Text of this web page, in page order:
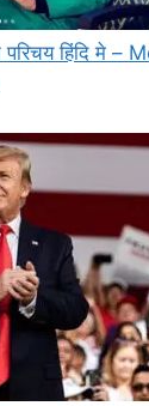
परिचय हिंदि मे